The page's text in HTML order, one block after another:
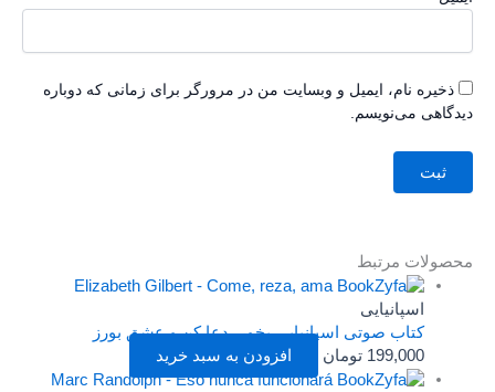
ذخیره نام، ایمیل و وبسایت من در مرورگر برای زمانی که دوباره
دیدگاهی می‌نویسم.
محصولات مرتبط
اسپانیایی
کتاب صوتی اسپانیایی بخور، دعا کن و عشق بورز
199,000 تومان افزودن به سبد خرید